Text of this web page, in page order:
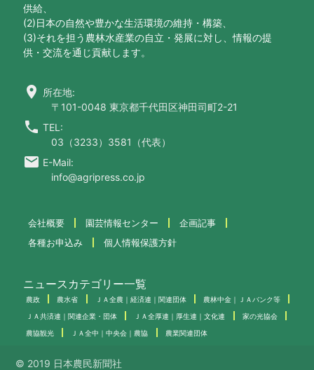
供給、
(2)日本の自然や豊かな生活環境の維持・構築、
(3)それを担う農林水産業の自立・発展に対し、情報の提
供・交流を通じ貢献します。
location_on 所在地:
〒101-0048 東京都千代田区神田司町2-21
call TEL:
03（3233）3581（代表）
email E-Mail:
info@agripress.co.jp
会社概要 園芸情報センター
企画記事
各種お申込み
個人情報保護方針
ニュースカテゴリー一覧
農政 農水省 ＪＡ全農｜経済連｜関連団体 農林中金｜ＪＡバンク等
ＪＡ共済連｜関連企業・団体 ＪＡ全厚連｜厚生連｜文化連 家の光協会
農協観光 ＪＡ全中｜中央会｜農協 農業関連団体
© 2019 日本農民新聞社